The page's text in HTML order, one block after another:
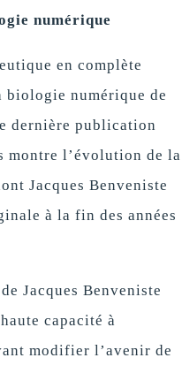
numérique
en complète
numérique de
dernière publication
montre l’évolution de la
Jacques Benveniste
à la fin des années
Jacques Benveniste
capacité à
modifier l’avenir de